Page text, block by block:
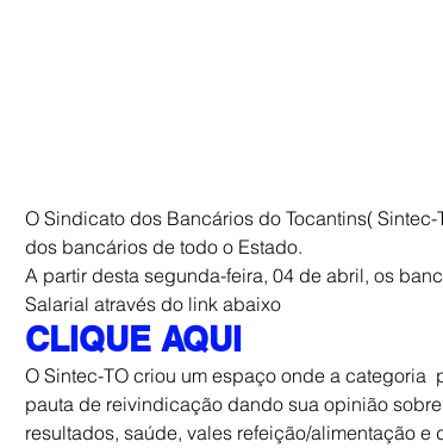
O Sindicato dos Bancários do Tocantins(
dos bancários de todo o Estado.
A partir desta segunda-feira, 04 de abril, os
Salarial através do link abaixo
CLIQUE AQUI
O Sintec-TO criou um espaço onde a categoria
pauta de reivindicação dando sua opinião
resultados, saúde, vales refeição/alimentação